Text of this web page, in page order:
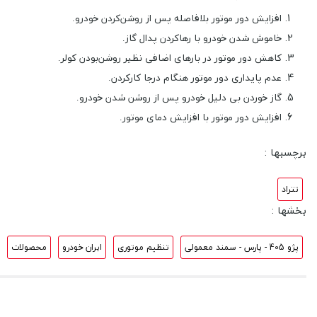
افزایش دور موتور بلافاصله پس از روشن‌کردن خودرو.
خاموش‌ شدن خودرو با رهاکردن پدال گاز.
کاهش دور موتور در بارهای اضافی نظیر روشن‌بودن کولر.
عدم پایداری دور موتور هنگام درجا کارکردن.
گاز خوردن بی‌ دلیل خودرو پس از روشن‌ شدن خودرو.
افزایش دور موتور با افزایش دمای موتور.
برچسبها :
تتراد
بخشها :
پژو 405 - پارس - سمند معمولی تنظیم موتوری ایران خودرو محصولات